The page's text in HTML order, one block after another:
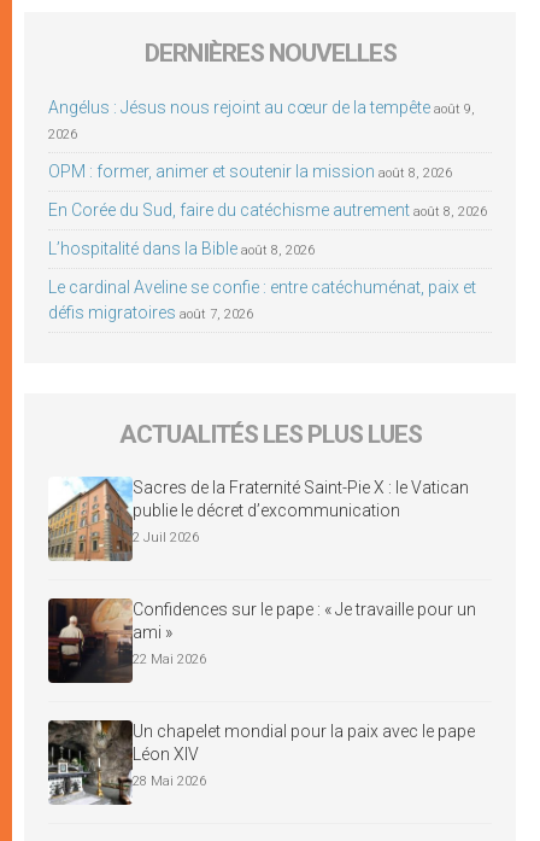
DERNIÈRES NOUVELLES
Angélus : Jésus nous rejoint au cœur de la tempête août 9,
2026
OPM : former, animer et soutenir la mission août 8, 2026
En Corée du Sud, faire du catéchisme autrement août 8, 2026
L’hospitalité dans la Bible août 8, 2026
Le cardinal Aveline se confie : entre catéchuménat, paix et
défis migratoires août 7, 2026
ACTUALITÉS LES PLUS LUES
Sacres de la Fraternité Saint-Pie X : le Vatican
publie le décret d’excommunication
2 Juil 2026
Confidences sur le pape : « Je travaille pour un
ami »
22 Mai 2026
Un chapelet mondial pour la paix avec le pape
Léon XIV
28 Mai 2026